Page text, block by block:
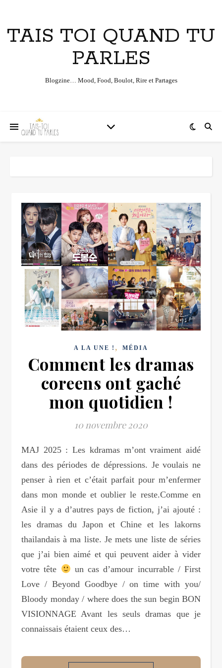
TAIS TOI QUAND TU
PARLES
Blogzine… Mood, Food, Boulot, Rire et Partages
A LA UNE ! , MÉDIA
Comment les dramas
coreens ont gaché
mon quotidien !
10 novembre 2020
MAJ 2025 : Les kdramas m’ont vraiment aidé
dans des périodes de dépressions. Je voulais ne
penser à rien et c’était parfait pour m’enfermer
dans mon monde et oublier le reste.Comme en
Asie il y a d’autres pays de fiction, j’ai ajouté :
les dramas du Japon et Chine et les lakorns
thailandais à ma liste. Je mets une liste de séries
que j’ai bien aimé et qui peuvent aider à vider
votre tête
un cas d’amour incurrable / First
Love / Beyond Goodbye / on time with you/
Bloody monday / where does the sun begin BON
VISIONNAGE Avant les seuls dramas que je
connaissais étaient ceux des…